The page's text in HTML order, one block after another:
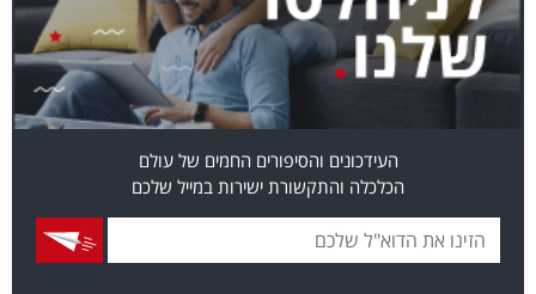
העידכונים והסיפורים החמים של עולם
הכלכלה והתקשורת ישירות במייל שלכם